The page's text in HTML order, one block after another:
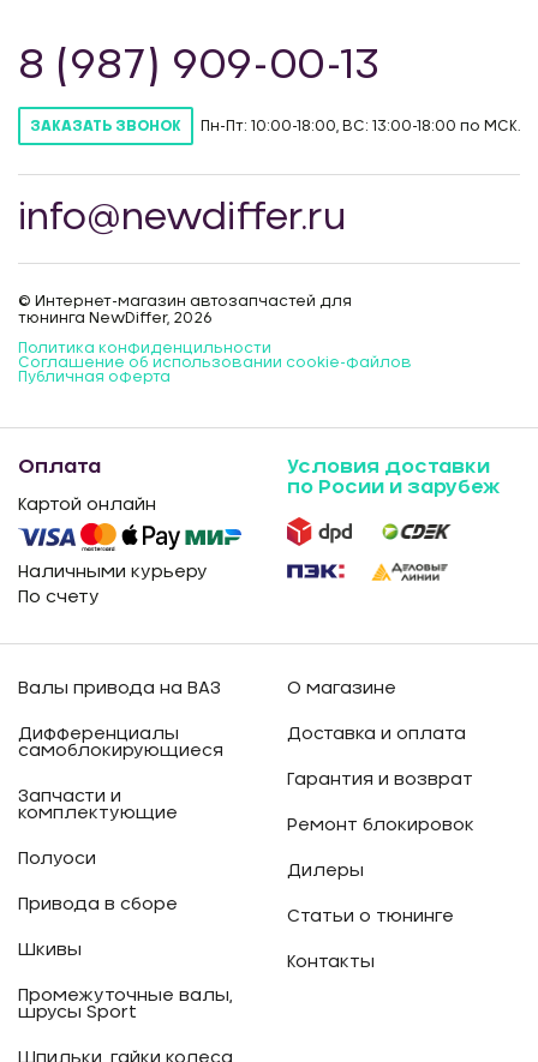
8 (987) 909-00-13
ЗАКАЗАТЬ ЗВОНОК Пн-Пт: 10:00-18:00, ВС: 13:00-18:00 по МСК.
info@newdiffer.ru
© Интернет-магазин автозапчастей для
тюнинга NewDiffer, 2026
Политика конфиденцильности
Соглашение об использовании cookie-файлов
Публичная оферта
Оплата
Картой онлайн
Наличными курьеру
По счету
Условия доставки
по Росии и зарубеж
Валы привода на ВАЗ
Дифференциалы
самоблокирующиеся
Запчасти и
комплектующие
Полуоси
Привода в сборе
Шкивы
Промежуточные валы,
шрусы Sport
Шпильки, гайки колеса
О магазине
Доставка и оплата
Гарантия и возврат
Ремонт блокировок
Дилеры
Статьи о тюнинге
Контакты